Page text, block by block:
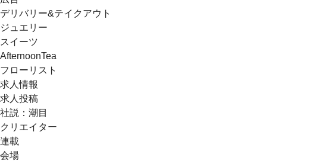
デリバリー&テイクアウト
ジュエリー
スイーツ
AfternoonTea
フローリスト
求人情報
求人投稿
社説：潮目
クリエイター
連載
会場